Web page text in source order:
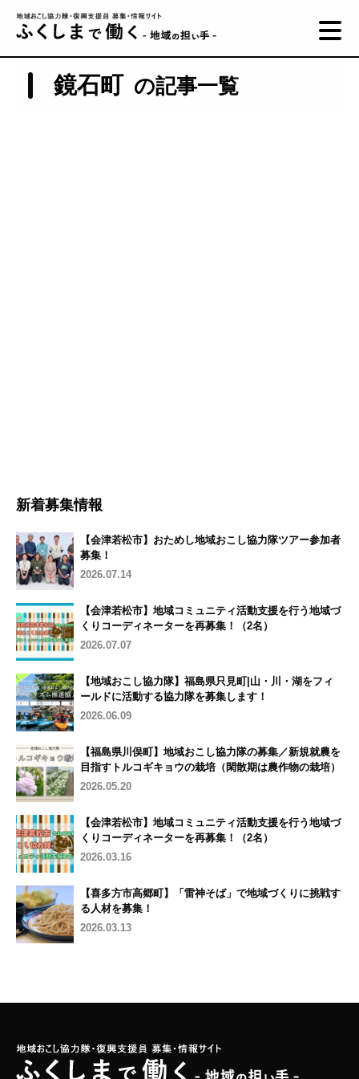
鏡石町 の記事一覧
新着募集情報
【会津若松市】おためし地域おこし協力隊ツアー参加者
募集！
2026.07.14
【会津若松市】地域コミュニティ活動支援を行う地域づ
くりコーディネーターを再募集！（2名）
2026.07.07
【地域おこし協力隊】福島県只見町|山・川・湖をフィ
ールドに活動する協力隊を募集します！
2026.06.09
【福島県川俣町】地域おこし協力隊の募集／新規就農を
目指すトルコギキョウの栽培（閑散期は農作物の栽培）
2026.05.20
【会津若松市】地域コミュニティ活動支援を行う地域づ
くりコーディネーターを再募集！（2名）
2026.03.16
【喜多方市高郷町】「雷神そば」で地域づくりに挑戦す
る人材を募集！
2026.03.13